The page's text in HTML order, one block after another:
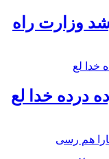
وزارت راه
درده خدا لع